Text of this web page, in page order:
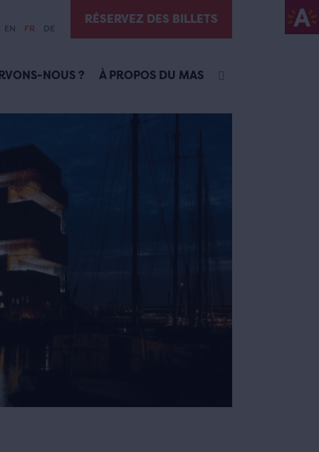
EN FR DE
RÉSERVEZ DES BILLETS
NOUS ? À PROPOS DU MAS